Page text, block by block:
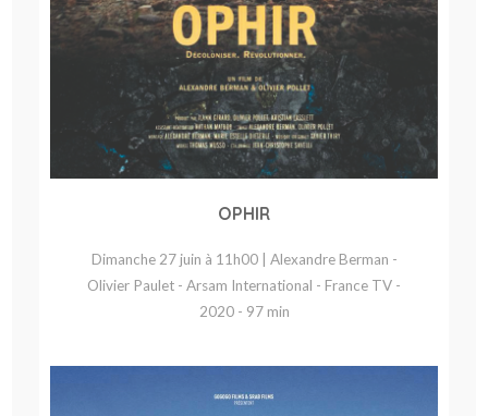
OPHIR
Dimanche 27 juin à 11h00 | Alexandre Berman -
Olivier Paulet - Arsam International - France TV -
2020 - 97 min